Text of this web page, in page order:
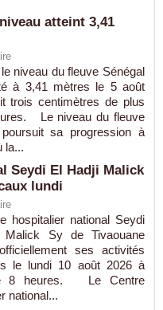
atteint 3,41
niveau du fleuve Sénégal
à 3,41 mètres le 5 août
trois centimètres de plus
Le niveau du fleuve
poursuit sa progression à
la...
Seydi El Hadji Malick
lundi
hospitalier national Seydi
Malick Sy de Tivaouane
ses activités
le lundi 10 août 2026 à
8 heures. Le Centre
national...